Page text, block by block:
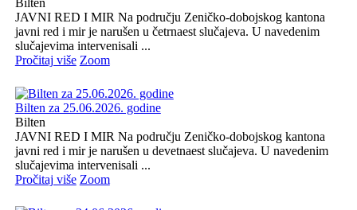
JAVNI RED I MIR Na području Zeničko-dobojskog kantona
javni red i mir je narušen u četrnaest slučajeva. U navedenim
slučajevima intervenisali ...
Pročitaj više Zoom
Bilten za 25.06.2026. godine
Bilten
JAVNI RED I MIR Na području Zeničko-dobojskog kantona
javni red i mir je narušen u devetnaest slučajeva. U navedenim
slučajevima intervenisali ...
Pročitaj više Zoom